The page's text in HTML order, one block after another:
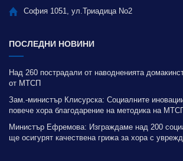
София 1051, ул.Триадица No2
ПОСЛЕДНИ НОВИНИ
Над 260 пострадали от наводненията
от МТСП
Зам.-министър Клисурска: Социалните
повече хора благодарение на методика на
Министър Ефремова: Изграждаме над 200
ще осигурят качествена грижа за хора с